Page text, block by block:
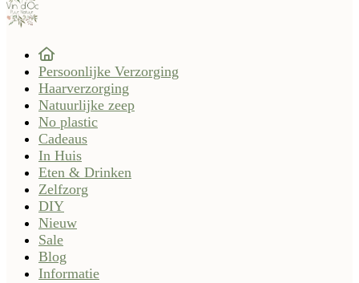
Persoonlijke Verzorging
Haarverzorging
Natuurlijke zeep
No plastic
Cadeaus
In Huis
Eten & Drinken
Zelfzorg
DIY
Nieuw
Sale
Blog
Informatie